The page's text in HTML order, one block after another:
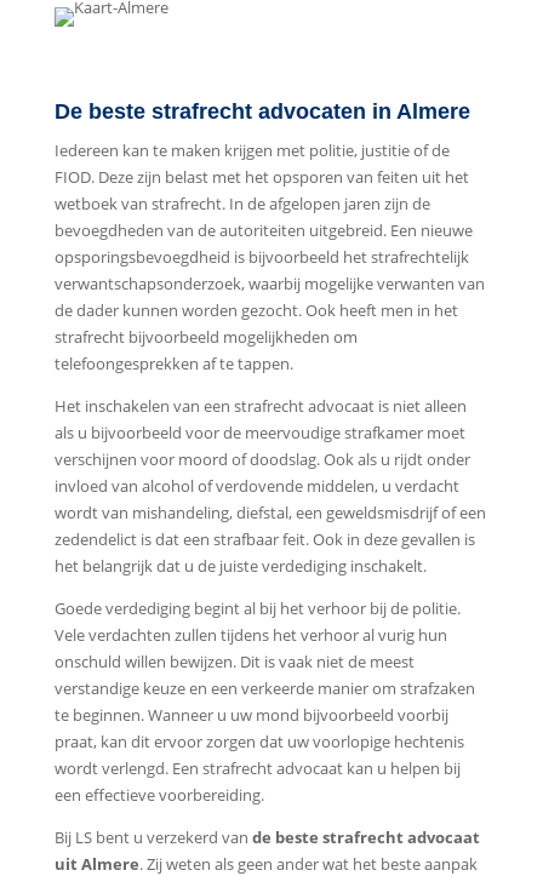
De beste strafrecht advocaten in Almere
Iedereen kan te maken krijgen met politie, justitie of de
FIOD. Deze zijn belast met het opsporen van feiten uit het
wetboek van strafrecht. In de afgelopen jaren zijn de
bevoegdheden van de autoriteiten uitgebreid. Een nieuwe
opsporingsbevoegdheid is bijvoorbeeld het strafrechtelijk
verwantschapsonderzoek, waarbij mogelijke verwanten van
de dader kunnen worden gezocht. Ook heeft men in het
strafrecht bijvoorbeeld mogelijkheden om
telefoongesprekken af te tappen.
Het inschakelen van een strafrecht advocaat is niet alleen
als u bijvoorbeeld voor de meervoudige strafkamer moet
verschijnen voor moord of doodslag. Ook als u rijdt onder
invloed van alcohol of verdovende middelen, u verdacht
wordt van mishandeling, diefstal, een geweldsmisdrijf of een
zedendelict is dat een strafbaar feit. Ook in deze gevallen is
het belangrijk dat u de juiste verdediging inschakelt.
Goede verdediging begint al bij het verhoor bij de politie.
Vele verdachten zullen tijdens het verhoor al vurig hun
onschuld willen bewijzen. Dit is vaak niet de meest
verstandige keuze en een verkeerde manier om strafzaken
te beginnen. Wanneer u uw mond bijvoorbeeld voorbij
praat, kan dit ervoor zorgen dat uw voorlopige hechtenis
wordt verlengd. Een strafrecht advocaat kan u helpen bij
een effectieve voorbereiding.
Bij LS bent u verzekerd van de beste strafrecht advocaat
uit Almere. Zij weten als geen ander wat het beste aanpak